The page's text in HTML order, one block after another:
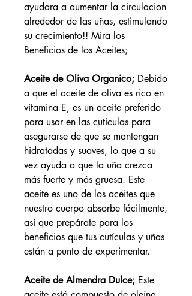
ayudara a aumentar la circulacion
alrededor de las uñas, estimulando
su crecimiento!! Mira los
Beneficios de los Aceites;
Aceite de Oliva Organico; Debido
a que el aceite de oliva es rico en
vitamina E, es un aceite preferido
para usar en las cutículas para
asegurarse de que se mantengan
hidratadas y suaves, lo que a su
vez ayuda a que la uña crezca
más fuerte y más gruesa. Este
aceite es uno de los aceites que
nuestro cuerpo absorbe fácilmente,
así que prepárate para los
beneficios que tus cutículas y uñas
están a punto de experimentar.
Aceite de Almendra Dulce; Este